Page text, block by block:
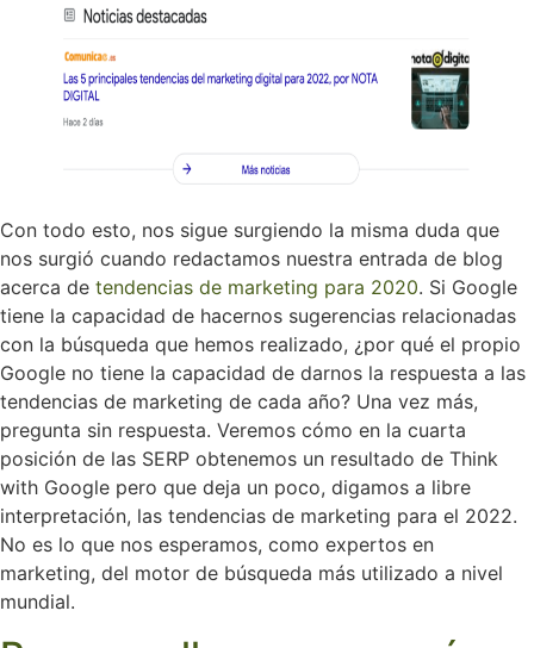
Con todo esto, nos sigue surgiendo la misma duda que
nos surgió cuando redactamos nuestra entrada de blog
acerca de tendencias de marketing para 2020. Si Google
tiene la capacidad de hacernos sugerencias relacionadas
con la búsqueda que hemos realizado, ¿por qué el propio
Google no tiene la capacidad de darnos la respuesta a las
tendencias de marketing de cada año? Una vez más,
pregunta sin respuesta. Veremos cómo en la cuarta
posición de las SERP obtenemos un resultado de Think
with Google pero que deja un poco, digamos a libre
interpretación, las tendencias de marketing para el 2022.
No es lo que nos esperamos, como expertos en
marketing, del motor de búsqueda más utilizado a nivel
mundial.